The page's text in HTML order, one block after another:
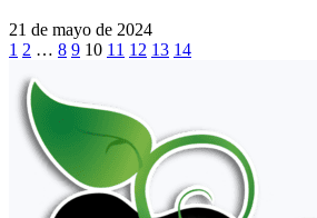
21 de mayo de 2024
1 2 … 8 9 10 11 12 13 14